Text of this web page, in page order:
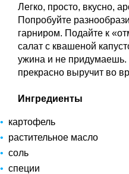
Легко, просто, вкусно,
Попробуйте
гарниром. Подайте к
салат с квашеной
ужина и не придумаешь.
прекрасно выручит во
Ингредиенты
картофель
растительное масло
соль
специи